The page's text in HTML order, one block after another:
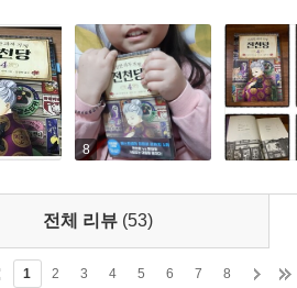
8
전체 리뷰 (53)
1 2 3 4 5 6 7 8